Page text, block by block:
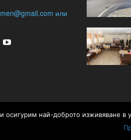
или
и поддръжка от
осигурим най-доброто